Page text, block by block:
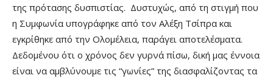
της πρότασης δυσπιστίας. Δυστυχώς, από τη στιγμή που
η Συμφωνία υπογράφηκε από τον Αλέξη Τσίπρα και
εγκρίθηκε από την Ολομέλεια, παράγει αποτελέσματα.
Δεδομένου ότι ο χρόνος δεν γυρνά πίσω, δική μας έννοια
είναι να αμβλύνουμε τις “γωνίες” της διασφαλίζοντας τα